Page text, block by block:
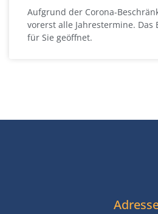
Aufgrund der Corona-
vorerst alle Jahrestermine.
für Sie geöffnet.